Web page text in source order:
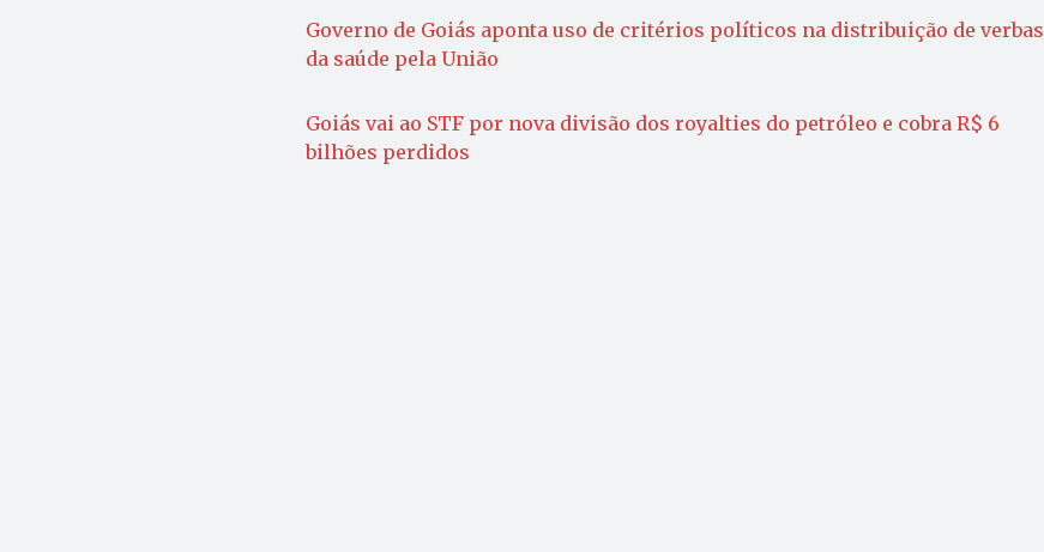
Governo de Goiás aponta uso de critérios políticos na distribuição de verbas
da saúde pela União
Goiás vai ao STF por nova divisão dos royalties do petróleo e cobra R$ 6
bilhões perdidos